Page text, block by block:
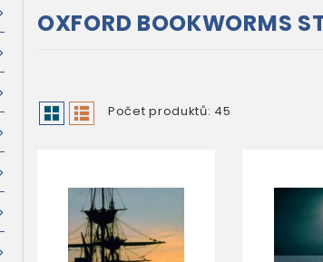
OXFORD BOOKWORMS
Počet produktů: 45